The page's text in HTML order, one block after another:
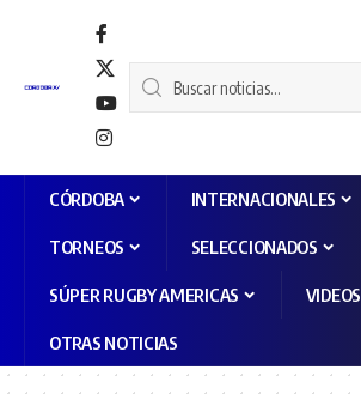
CÓRDOBA INTERNACIONALES
TORNEOS SELECCIONADOS
SÚPER RUGBY AMERICAS VIDEOS
OTRAS NOTICIAS